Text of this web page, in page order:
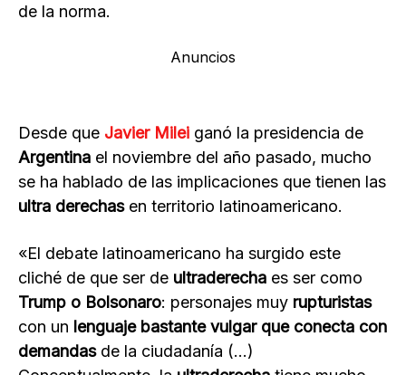
de la norma.
Anuncios
Desde que Javier Milei ganó la presidencia de
Argentina el noviembre del año pasado, mucho
se ha hablado de las implicaciones que tienen las
ultra derechasen territorio latinoamericano.
«El debate latinoamericano ha surgido este
cliché de que ser de ultraderecha es ser como
Trump o Bolsonaro: personajes muy rupturistas
con un lenguaje bastante vulgar que conecta con
demandasde la ciudadanía (…)